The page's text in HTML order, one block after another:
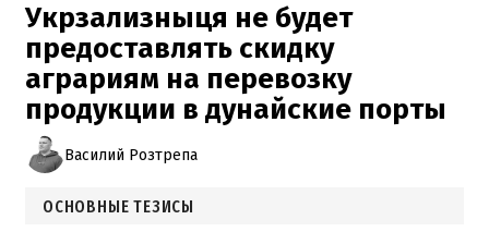
Укрзализныця не будет
предоставлять скидку
аграриям на перевозку
продукции в дунайские порты
Василий Розтрепа
ОСНОВНЫЕ ТЕЗИСЫ